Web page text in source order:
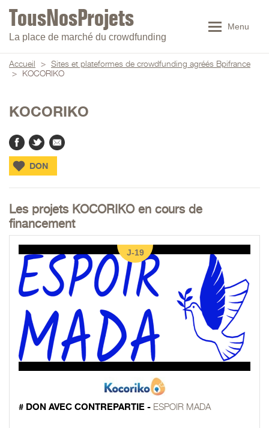
La place de marché du crowdfunding
Menu
Accueil >
Sites et plateformes de crowdfunding agréés Bpifrance
>
KOCORIKO
KOCORIKO
DON
Les projets KOCORIKO en cours de
financement
J-19
# DON AVEC CONTREPARTIE - ESPOIR MADA